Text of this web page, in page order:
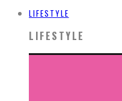
LIFESTYLE
LIFESTYLE